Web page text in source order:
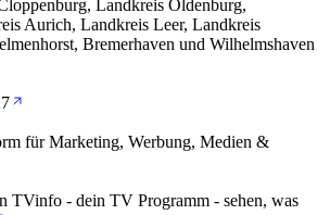
Landkreis Oldenburg,
Aurich, Landkreis Leer, Landkreis
Bremerhaven und Wilhelmshaven
für Marketing, Werbung, Medien &
TVinfo - dein TV Programm - sehen, was